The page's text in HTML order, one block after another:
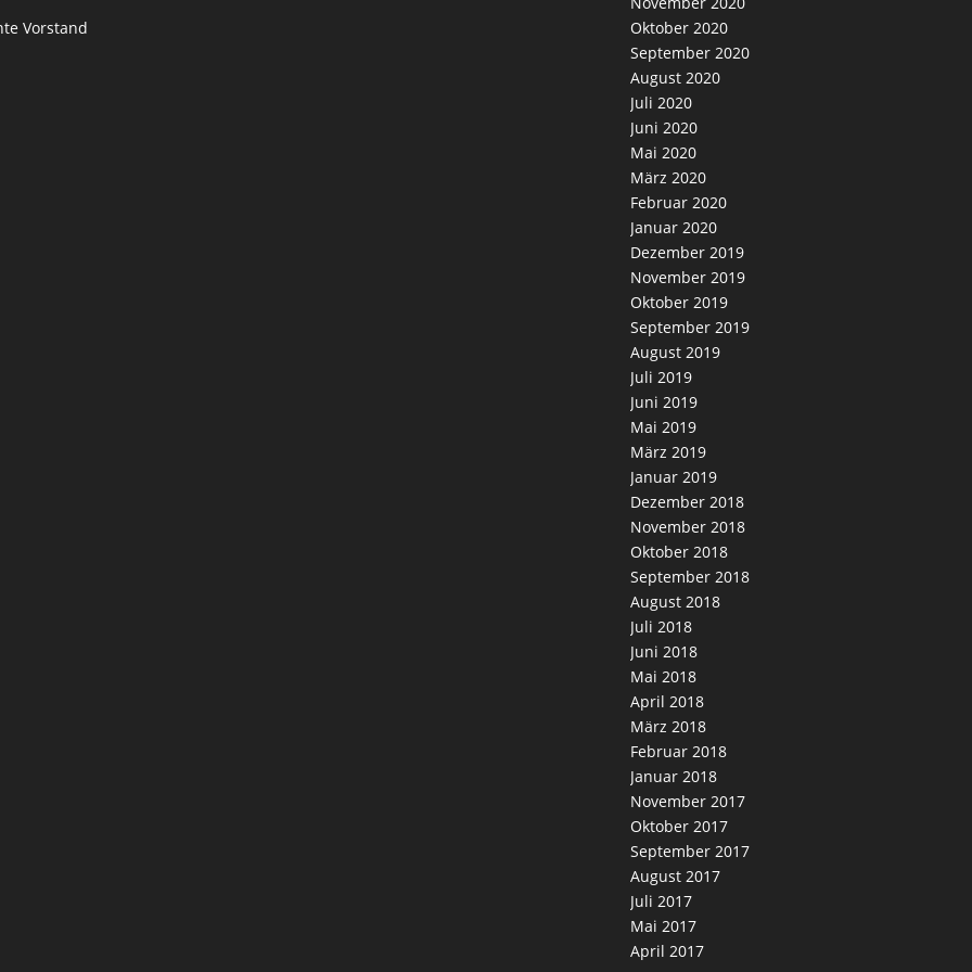
Vorstand
Oktober 2020
September 2020
August 2020
Juli 2020
Juni 2020
Mai 2020
März 2020
Februar 2020
Januar 2020
Dezember 2019
November 2019
Oktober 2019
September 2019
August 2019
Juli 2019
Juni 2019
Mai 2019
März 2019
Januar 2019
Dezember 2018
November 2018
Oktober 2018
September 2018
August 2018
Juli 2018
Juni 2018
Mai 2018
April 2018
März 2018
Februar 2018
Januar 2018
November 2017
Oktober 2017
September 2017
August 2017
Juli 2017
Mai 2017
April 2017